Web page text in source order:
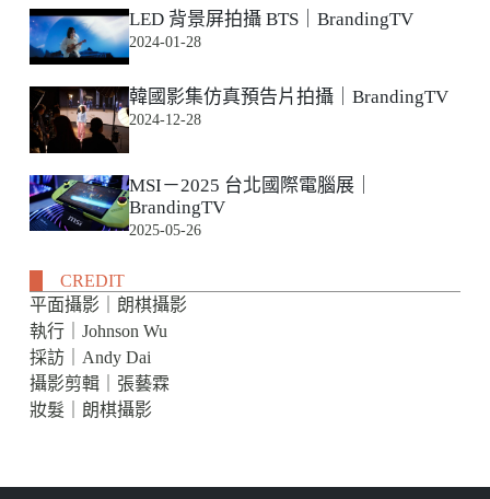
LED 背景屏拍攝 BTS｜BrandingTV
2024-01-28
韓國影集仿真預告片拍攝｜BrandingTV
2024-12-28
MSI－2025 台北國際電腦展｜
BrandingTV
2025-05-26
CREDIT
平面攝影｜朗棋攝影
執行｜Johnson Wu
採訪｜Andy Dai
攝影剪輯｜張藝霖
妝髮｜朗棋攝影